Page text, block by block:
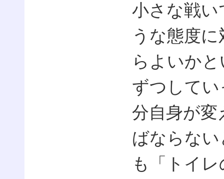
小さな戦
うな態度
らよいか
ずつして
分自身が変
ばならな
も「トイ